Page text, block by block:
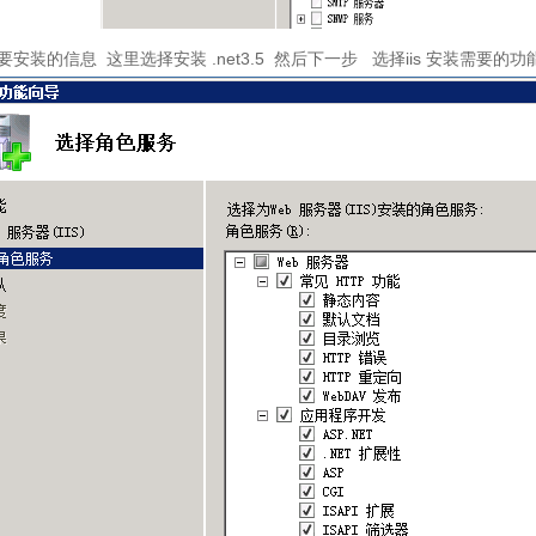
安装的信息 这里选择安装 .net3.5 然后下一步 选择iis 安装需要的功